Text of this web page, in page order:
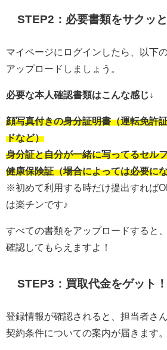
STEP2：必要書類をサクッ
マイページにログインしたら、以下
アップロードしましょう。
必要な本人確認書類はこんな感じ↓
顔写真付きの身分証明書（運転免許
ドなど）
身分証と自分が一緒に写ってるセル
健康保険証（場合によっては必要に
※初めて利用する時だけ提出すれば
は楽チンです♪
すべての書類をアップロードすると
確認してもらえますよ！
STEP3：買取代金をゲット！
登録情報が確認されると、担当者さ
契約条件についての案内が届きます。